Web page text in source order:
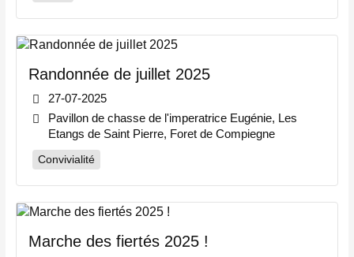
Randonnée de juillet 2025
27-07-2025
Pavillon de chasse de l'imperatrice Eugénie, Les
Etangs de Saint Pierre, Foret de Compiegne
Convivialité
Marche des fiertés 2025 !